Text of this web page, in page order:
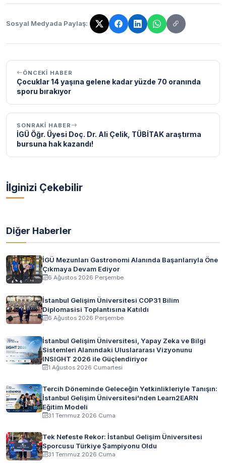
Sosyal Medyada Paylaş:
Bağlantı kopyalandı!
ÖNCEKI HABER
Çocuklar 14 yaşına gelene kadar yüzde 70 oranında
sporu bırakıyor
SONRAKI HABER
İGÜ Öğr. Üyesi Doç. Dr. Ali Çelik, TÜBİTAK araştırma
bursuna hak kazandı!
İlginizi Çekebilir
Diğer Haberler
İGÜ Mezunları Gastronomi Alanında Başarılarıyla Öne
Çıkmaya Devam Ediyor
6 Ağustos 2026 Perşembe
İstanbul Gelişim Üniversitesi COP31 Bilim
Diplomasisi Toplantısına Katıldı
6 Ağustos 2026 Perşembe
İstanbul Gelişim Üniversitesi, Yapay Zeka ve Bilgi
Sistemleri Alanındaki Uluslararası Vizyonunu
INSIGHT 2026 ile Güçlendiriyor
1 Ağustos 2026 Cumartesi
Tercih Döneminde Geleceğin Yetkinlikleriyle Tanışın:
İstanbul Gelişim Üniversitesi'nden Learn2EARN
Eğitim Modeli
31 Temmuz 2026 Cuma
Tek Nefeste Rekor: İstanbul Gelişim Üniversitesi
Sporcusu Türkiye Şampiyonu Oldu
31 Temmuz 2026 Cuma